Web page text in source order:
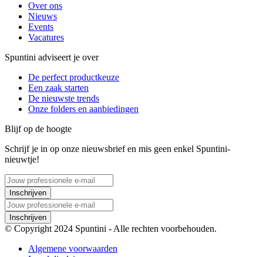
Over ons
Nieuws
Events
Vacatures
Spuntini adviseert je over
De perfect productkeuze
Een zaak starten
De nieuwste trends
Onze folders en aanbiedingen
Blijf op de hoogte
Schrijf je in op onze nieuwsbrief en mis geen enkel Spuntini-
nieuwtje!
Inschrijven
Inschrijven
© Copyright 2024 Spuntini - Alle rechten voorbehouden.
Algemene voorwaarden